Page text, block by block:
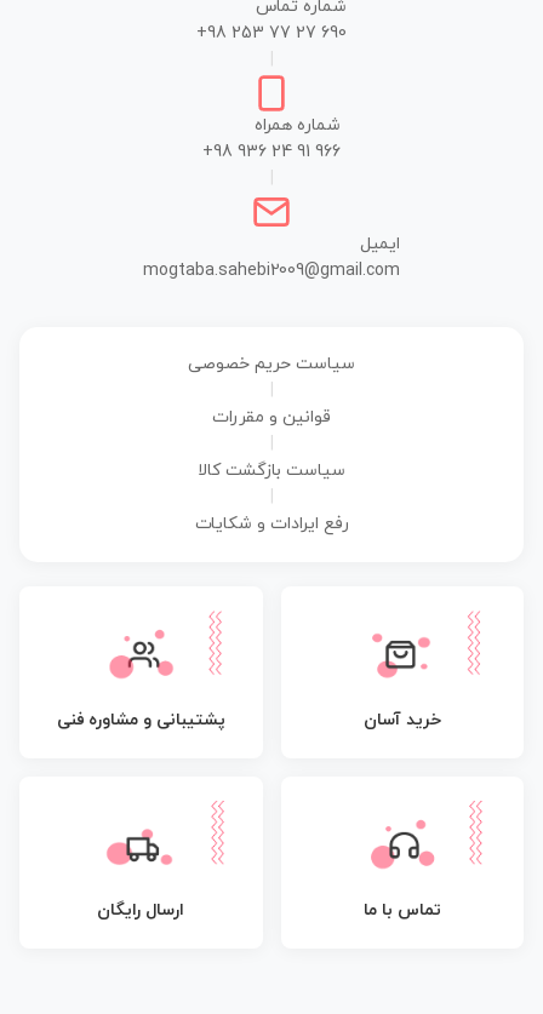
شماره تماس
+98 253 77 27 690
شماره همراه
+98 936 24 91 966
ایمیل
mogtaba.sahebi2009@gmail.com
سیاست حریم خصوصی
قوانین و مقررات
سیاست بازگشت کالا
رفع ایرادات و شکایات
خرید آسان پشتیبانی و مشاوره فنی
تماس با ما ارسال رایگان